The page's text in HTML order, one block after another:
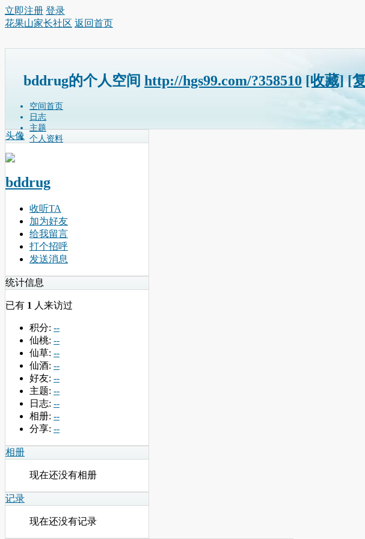
立即注册 登录
花果山家长社区 返回首页
bddrug的个人空间 http://hgs99.com/?358510 [收藏] [
空间首页
日志
主题
个人资料
头像
bddrug
收听TA
加为好友
给我留言
打个招呼
发送消息
统计信息
已有 1 人来访过
积分: --
仙桃: --
仙草: --
仙酒: --
好友: --
主题: --
日志: --
相册: --
分享: --
相册
现在还没有相册
记录
现在还没有记录